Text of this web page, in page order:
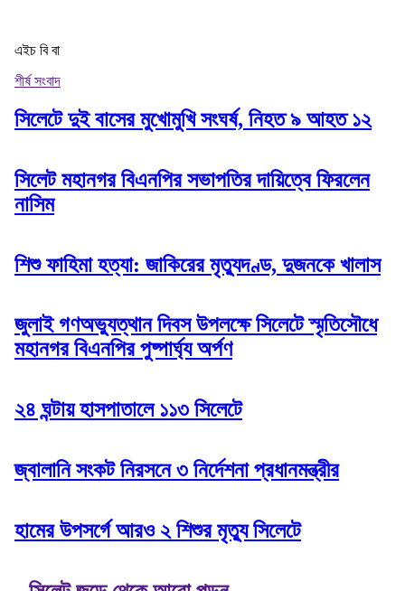
এইচ বি বা
শীর্ষ সংবাদ
সিলেটে দুই বাসের মুখোমুখি সংঘর্ষ, নিহত ৯ আহত ১২
সিলেট মহানগর বিএনপির সভাপতির দায়িত্বে ফিরলেন
নাসিম
শিশু ফাহিমা হত্যা: জাকিরের মৃত্যুদণ্ড, দুজনকে খালাস
জুলাই গণঅভ্যুত্থান দিবস উপলক্ষে সিলেটে স্মৃতিসৌধে
মহানগর বিএনপির পুষ্পার্ঘ্য অর্পণ
২৪ ঘন্টায় হাসপাতালে ১১৩ সিলেটে
জ্বালানি সংকট নিরসনে ৩ নির্দেশনা প্রধানমন্ত্রীর
হামের উপসর্গে আরও ২ শিশুর মৃত্যু সিলেটে